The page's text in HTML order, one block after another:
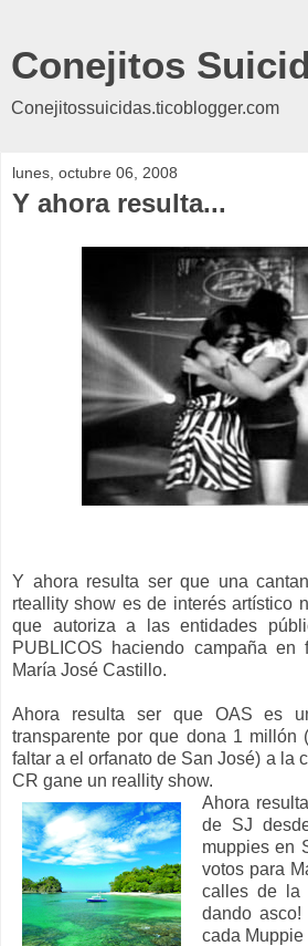
Conejitos
Conejitossuicidas.ticoblogger.com
lunes, octubre 06, 2008
Y ahora resulta...
Y ahora resulta ser que una
rteallity show es de interés artístico
que autoriza a las entidades
PUBLICOS haciendo campaña
María José Castillo.
Ahora resulta ser que OAS es
transparente por que dona 1 millón
faltar a el orfanato de San José) a la
CR gane un reallity show.
Ahora
de SJ
muppies en
votos para
calles de la
dando
cada Muppie